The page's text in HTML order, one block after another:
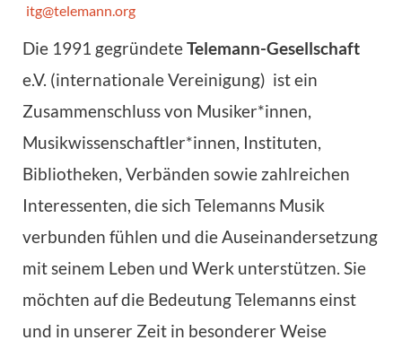
itg@telemann.org
Die 1991 gegründeteTelemann-Gesellschaft
e.V. (internationale Vereinigung) ist ein
Zusammenschluss von Musike­r­*innen,
Musikwissenschaftler*innen, Instituten,
Bibliotheken, Verbänden sowie zahlreichen
Interessenten, die sich Tele­manns Musik
verbunden fühlen und die Auseinandersetzung
mit seinem Leben und Werk unterstützen. Sie
möchten auf die Bedeutung Telemanns einst
und in unserer Zeit in besonderer Weise